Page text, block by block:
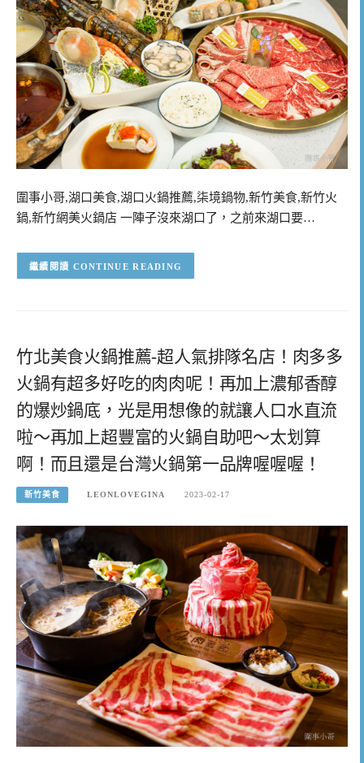
圍事小哥,湖口美食,湖口火鍋推薦,柒境鍋物,新竹美食,新竹火
鍋,新竹網美火鍋店 一陣子沒來湖口了，之前來湖口要…
CONTINUE READING
竹北美食火鍋推薦-超人氣排隊名店！肉多多
火鍋有超多好吃的肉肉呢！再加上濃郁香醇
的爆炒鍋底，光是用想像的就讓人口水直流
啦～再加上超豐富的火鍋自助吧～太划算
啊！而且還是台灣火鍋第一品牌喔喔喔！
新竹美食 LEONLOVEGINA 2023-02-17